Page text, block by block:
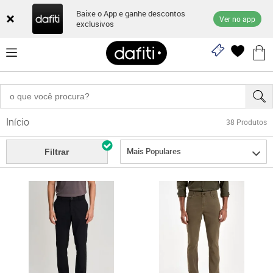
Baixe o App e ganhe descontos
exclusivos
Ver no app
Início 38 Produtos
Filtrar Mais Populares